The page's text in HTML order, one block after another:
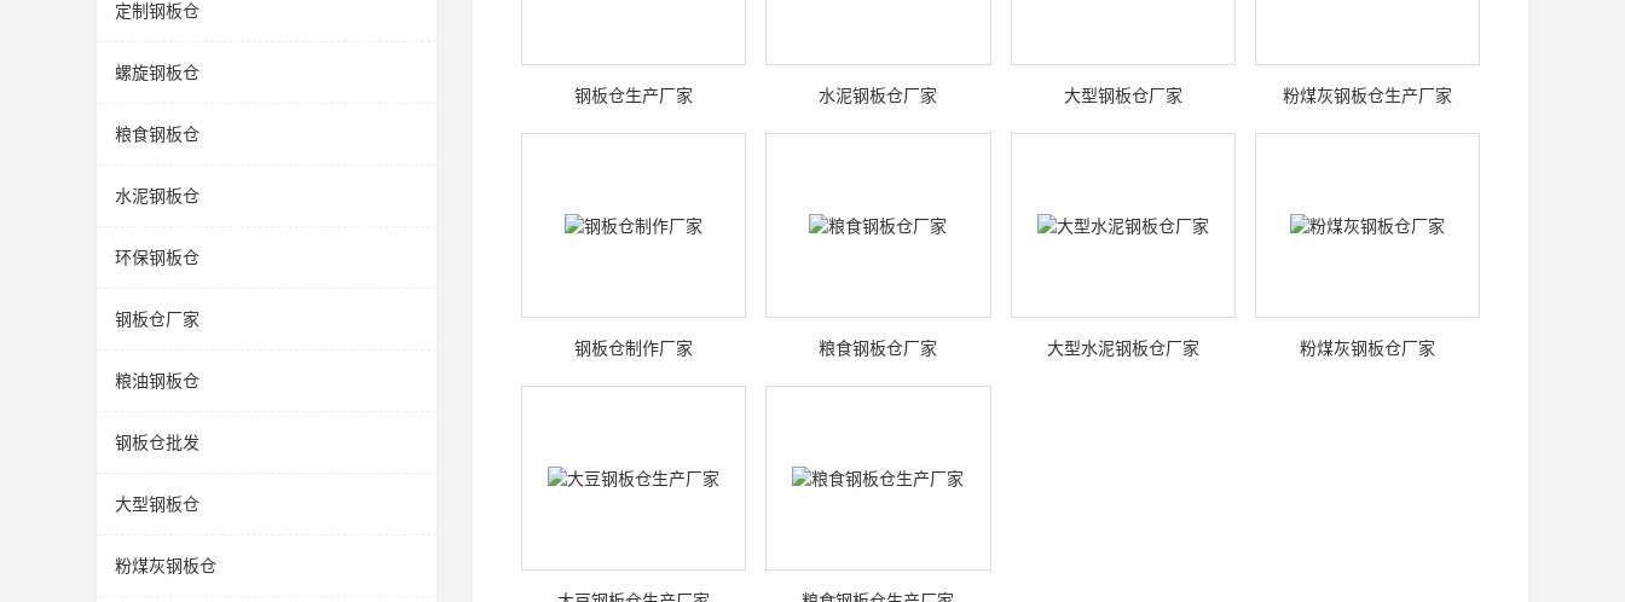
定制钢板仓
螺旋钢板仓
粮食钢板仓
水泥钢板仓
环保钢板仓
钢板仓厂家
粮油钢板仓
钢板仓批发
大型钢板仓
粉煤灰钢板仓
钢板仓生产厂家 水泥钢板仓厂家 大型钢板仓厂家 粉煤灰钢板仓生产厂家
钢板仓制作厂家 粮食钢板仓厂家 大型水泥钢板仓厂家 粉煤灰钢板仓厂家